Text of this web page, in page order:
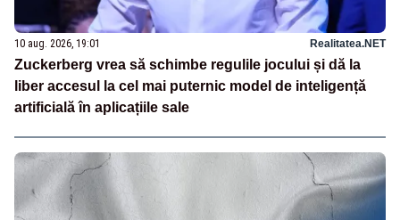
10 aug. 2026, 19:01 Realitatea.NET
Zuckerberg vrea să schimbe regulile jocului și dă la
liber accesul la cel mai puternic model de inteligență
artificială în aplicațiile sale